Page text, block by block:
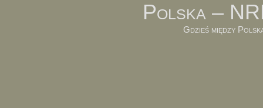
Polska –
Gdzieś między